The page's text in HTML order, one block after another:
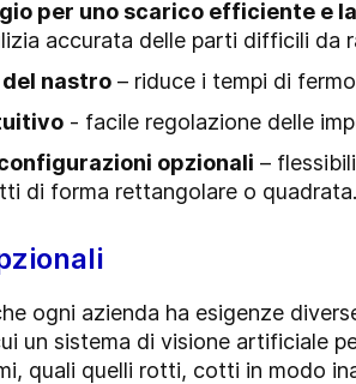
per uno scarico efficiente e
accurata delle parti difficili da
nastro – riduce i tempi di
- facile regolazione delle
opzionali –
di forma rettangolare o quadrata.
ogni azienda ha esigenze
un sistema di visione artificiale
quali quelli rotti, cotti in modo